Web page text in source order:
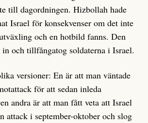
till dagordningen. Hizbollah hade
Israel för konsekvenser om det inte
och en hotbild fanns. Den
och tillfångatog soldaterna i Israel.
versioner: En är att man väntade
för att sedan inleda
andra är att man fått veta att Israel
attack i september-oktober och slog